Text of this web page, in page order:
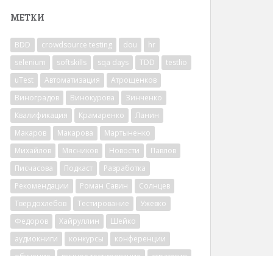
МЕТКИ
BDD crowdsource testing dou
hr
selenium
softskills sqa days TDD
testlio
uTest
Автоматизация
Атрощенков
Виноградов
Винокурова
Зинченко
Квалификация
Крамаренко
Ланин
Макаров
Макарова
Мартыненко
Михайлов
Мясников Новости
Павлов
Писчасова
Подкаст
Разработка
Рекомендации
Роман Савин
Солнцев
Твердохлебов
Тестирование
Ужевко
Федоров
Хайруллин
Шейко
аудиокниги
конкурсы
конференции